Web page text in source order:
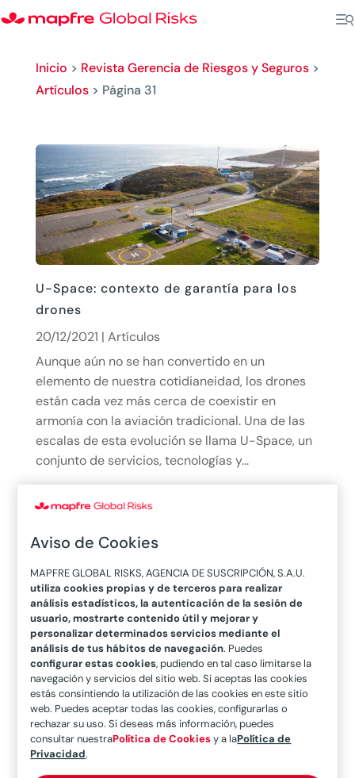
Inicio > Revista Gerencia de Riesgos y Seguros>
Artículos> Página 31
U-Space: contexto de garantía para los
drones
20/12/2021 | Artículos
Aunque aún no se han convertido en un
elemento de nuestra cotidianeidad, los drones
están cada vez más cerca de coexistir en
armonía con la aviación tradicional. Una de las
escalas de esta evolución se llama U-Space, un
conjunto de servicios, tecnologías y...
Mejora de la calidad del riesgo mediante
inspecciones en remoto
30/11/2021|Artículos
La tele inspección permite a los ingenieros de
MAPFRE Global Risks conectarse en directo con
sus homólogos de las empresas clientes,
Aviso de Cookies
MAPFRE GLOBAL RISKS, AGENCIA DE SUSCRIPCIÓN, S.A.U.
utiliza cookies propias y de terceros para realizar
análisis estadísticos, la autenticación de la sesión de
usuario, mostrarte contenido útil y mejorar y
personalizar determinados servicios mediante el
análisis de tus hábitos de navegación. Puedes
configurar estas cookies, pudiendo en tal caso limitarse la
navegación y servicios del sitio web. Si aceptas las cookies
estás consintiendo la utilización de las cookies en este sitio
web. Puedes aceptar todas las cookies, configurarlas o
rechazar su uso. Si deseas más información, puedes
consultar nuestraPolítica de Cookiesy a laPolítica de
Privacidad.